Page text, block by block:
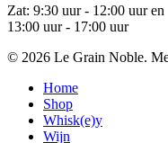
Zat: 9:30 uur - 12:00 uur en
13:00 uur - 17:00 uur
© 2026 Le Grain Noble.
Close
Menu
Home
Shop
Whisk(e)y
Wijn